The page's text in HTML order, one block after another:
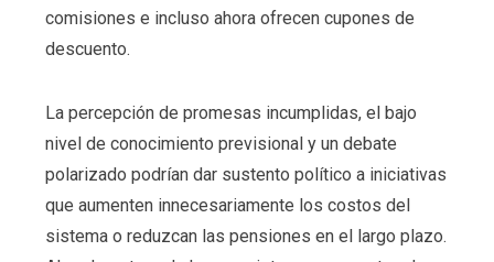
comisiones e incluso ahora ofrecen cupones de
descuento.
La percepción de promesas incumplidas, el bajo
nivel de conocimiento previsional y un debate
polarizado podrían dar sustento político a iniciativas
que aumenten innecesariamente los costos del
sistema o reduzcan las pensiones en el largo plazo.